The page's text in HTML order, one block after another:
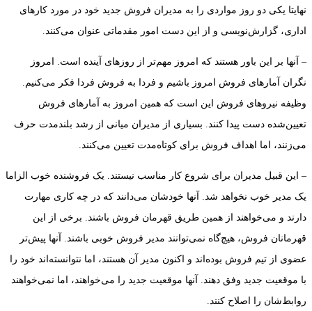
نهایتا یکی‌ دو روز مواردی را به مدیران فروش جدید خود در مورد کارهای
اداری، گزارش‌نویسی و از این دست امور مقدماتی عنوان می‌کنند.
– آنها بر این باور هستند که امروز مهم‌تر از روزهای آینده است. امروز
نگران آمارهای فروش‌ امروز باشیم و فردا به فروش فردا فکر می‌کنیم.
وظیفه نیروهای فروش این است که همین امروز به آمارهای فروش
تعیین‌شده دست پیدا کنند. بسیاری از مدیران میانی از رشد بلندمدت حرف
می‌زنند، اما اهداف فروش برای کوتاه‌مدت تعیین می‌کنند.
– این قبیل مدیران برای شروع کار مناسب نیستند. یک فروشنده خوب الزاما
یک مدیر خوب نخواهد شد. آنها خودشان می‌دانند که در چه کاری مهارت
دارند و می‌خواهند از همین طریق قهرمان فروش باشند. برخی از این
قهرمانان فروش، هیچ‌گاه نمی‌توانند مدیر فروش خوبی باشند. آنها پیش‌تر
عضوی از تیم فروش بوده‌اند و اکنون مدیر آن هستند، اما نتوانسته‌اند خود را
با موقعیت جدید وفق دهند. آنها موقعیت جدید را می‌خواهند، اما نمی‌خواهند
روابط‌شان را اصلاح کنند.